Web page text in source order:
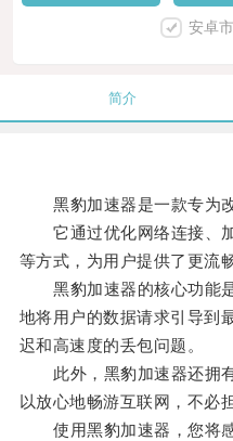
安卓
简介
黑豹加速器是一款专为改
它通过优化网络连接、加
等方式，为用户提供了更流
黑豹加速器的核心功能是
地将用户的数据请求引导到
迟和高速度的丢包问题。
此外，黑豹加速器还拥有
以放心地畅游互联网，不必
使用黑豹加速器，您将感